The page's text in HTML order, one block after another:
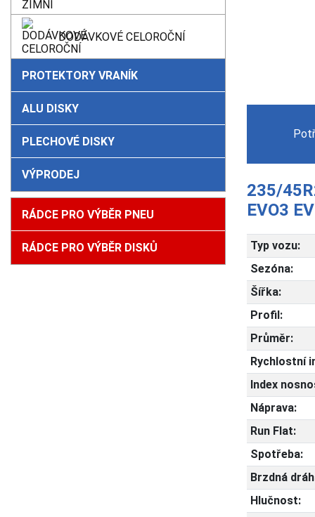
DODÁVKOVÉ CELOROČNÍ
PROTEKTORY VRANÍK
ALU DISKY
PLECHOVÉ DISKY
VÝPRODEJ
RÁDCE PRO VÝBĚR PNEU
RÁDCE PRO VÝBĚR DISKŮ
235/
EVO3 EV
Typ vozu:
Sezóna:
Šířka:
Profil:
Průměr:
Rychlostní
Index
Náprava:
Run Flat:
Spotřeba:
Brzdná
Hlučnost: